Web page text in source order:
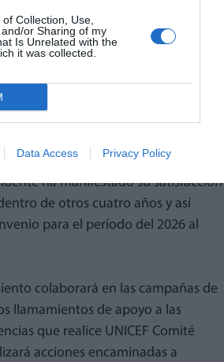
Collection, Use,
or Sharing of my
Is Unrelated with the
it was collected.
Data Access Privacy Policy
«Este reconocimiento también
una ciudadanía activa y
niños, niñas y adolescentes que
de participación van a ser
que van a creer en seguir
ayuda a cohesionar mucho
ha manifestado su satisfacción
de otros cuatro años y así
para el período del 2026 al
colaborará en las campañas de
llamamientos de apoyo a las
que realice UNICEF Comité
acciones encaminadas a